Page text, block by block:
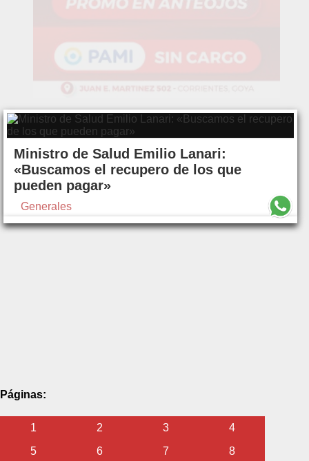
Ministro de Salud Emilio Lanari:
«Buscamos el recupero de los que
pueden pagar»
Generales
Páginas:
1 2 3
4
5
6 7 8